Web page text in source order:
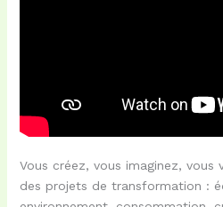
Vous créez, vous imaginez, vous
des projets de transformation :